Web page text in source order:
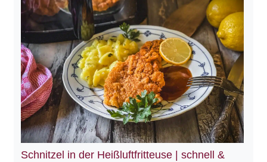
Schnitzel in der Heißluftfritteuse | schnell &